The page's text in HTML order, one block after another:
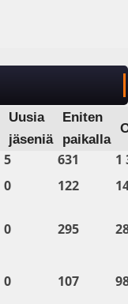
Uusia
jäseniä
Eniten
paikalla
5 631
1
0 122
0 295
0 107